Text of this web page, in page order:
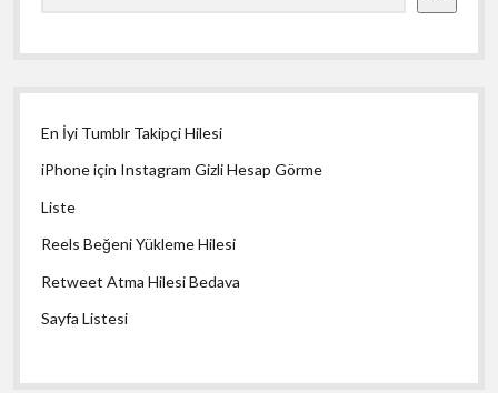
En İyi Tumblr Takipçi Hilesi
iPhone için Instagram Gizli Hesap Görme
Liste
Reels Beğeni Yükleme Hilesi
Retweet Atma Hilesi Bedava
Sayfa Listesi